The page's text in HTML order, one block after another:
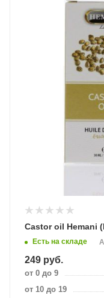
Castor oil Hemani
Есть на складе
249 руб.
от 0 до 9
от 10 до 19